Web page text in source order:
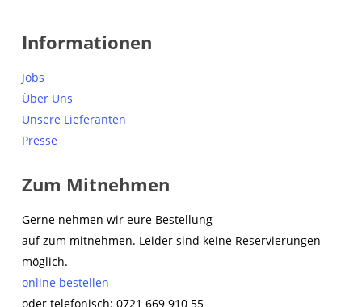
Informationen
Jobs
Über Uns
Unsere Lieferanten
Presse
Zum Mitnehmen
Gerne nehmen wir eure Bestellung
auf zum mitnehmen. Leider sind keine Reservierungen
möglich.
online bestellen
oder telefonisch: 0721 669 910 55